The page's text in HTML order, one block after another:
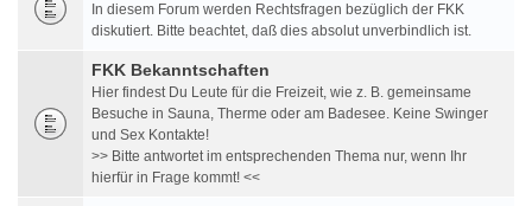
In diesem Forum werden Rechtsfragen bezüglich der FKK
diskutiert. Bitte beachtet, daß dies absolut unverbindlich ist.
FKK Bekanntschaften
Hier findest Du Leute für die Freizeit, wie z. B. gemeinsame
Besuche in Sauna, Therme oder am Badesee. Keine Swinger
und Sex Kontakte!
>> Bitte antwortet im entsprechenden Thema nur, wenn Ihr
hierfür in Frage kommt! <<